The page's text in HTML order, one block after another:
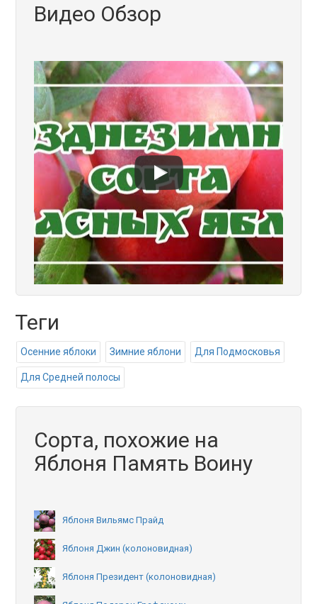
Видео Обзор
Теги
Осенние яблоки Зимние яблони Для Подмосковья
Для Средней полосы
Сорта, похожие на
Яблоня Память Воину
Яблоня Вильямс Прайд
Яблоня Джин (колоновидная)
Яблоня Президент (колоновидная)